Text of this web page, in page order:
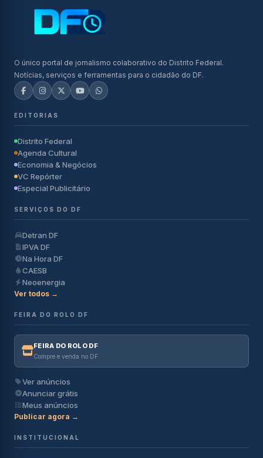
O único portal de jornalismo colaborativo do Distrito Federal.
Notícias, serviços e ferramentas para o cidadão do DF.
EDITORIAS
Distrito Federal
Agenda Cultural
Economia & Negócios
VC Repórter
Especial Publicitário
SERVIÇOS DO DF
Detran DF
IPVA DF
Na Hora DF
CAESB
Neoenergia
Ver todos →
FEIRA DO ROLO DF
FEIRA DO ROLO DF
Compre e venda no DF
Ver anúncios
Anunciar grátis
Meus anúncios
Publicar agora →
INSTITUCIONAL